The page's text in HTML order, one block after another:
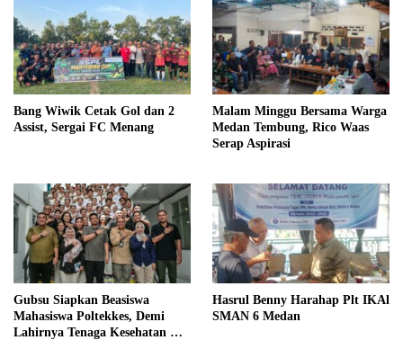
Bang Wiwik Cetak Gol dan 2
Assist, Sergai FC Menang
Malam Minggu Bersama Warga
Medan Tembung, Rico Waas
Serap Aspirasi
Gubsu Siapkan Beasiswa
Mahasiswa Poltekkes, Demi
Lahirnya Tenaga Kesehatan Di
Hasrul Benny Harahap Plt IKAl
SMAN 6 Medan